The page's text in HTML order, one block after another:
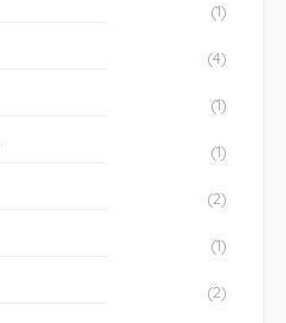
(1)
(4)
(1)
(1)
(2)
(1)
(2)